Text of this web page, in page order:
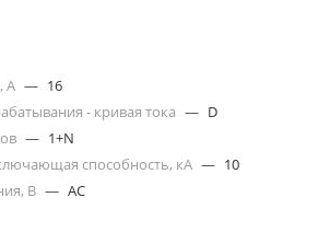
А — 16
- кривая тока — D
— 1+N
способность, кА — 10
В — AC